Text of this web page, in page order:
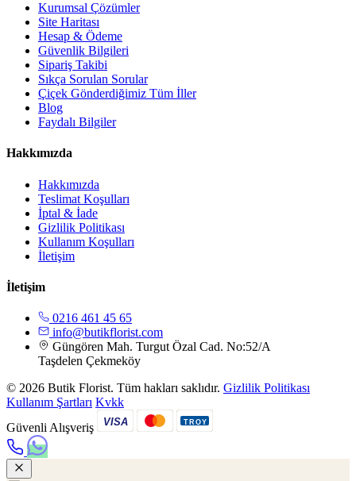
Kurumsal Çözümler
Site Haritası
Hesap & Ödeme
Güvenlik Bilgileri
Sipariş Takibi
Sıkça Sorulan Sorular
Çiçek Gönderdiğimiz Tüm İller
Blog
Faydalı Bilgiler
Hakkımızda
Hakkımızda
Teslimat Koşulları
İptal & İade
Gizlilik Politikası
Kullanım Koşulları
İletişim
İletişim
0216 461 45 65
info@butikflorist.com
Güngören Mah. Turgut Özal Cad. No:52/A
Taşdelen Çekmeköy
© 2026 Butik Florist. Tüm hakları saklıdır. Gizlilik Politikası
Kullanım Şartları Kvkk
Güvenli Alışveriş
VISA TROY